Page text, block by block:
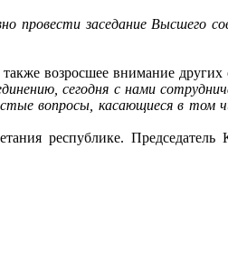
провести заседание Высшего
возросшее внимание
сегодня с нами
вопросы, касающиеся в том
республике. Председатель